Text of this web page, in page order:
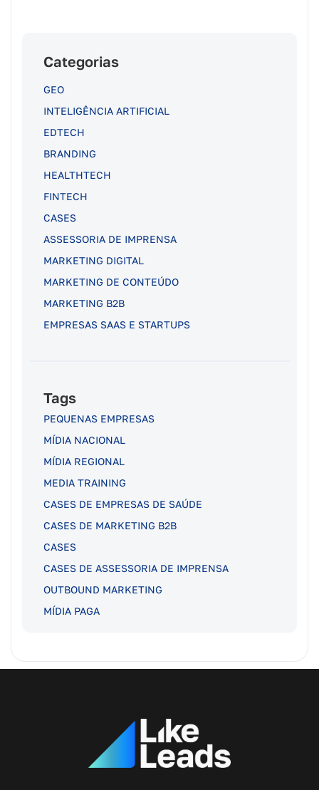
Categorias
GEO
INTELIGÊNCIA ARTIFICIAL
EDTECH
BRANDING
HEALTHTECH
FINTECH
CASES
ASSESSORIA DE IMPRENSA
MARKETING DIGITAL
MARKETING DE CONTEÚDO
MARKETING B2B
EMPRESAS SAAS E STARTUPS
Tags
PEQUENAS EMPRESAS
MÍDIA NACIONAL
MÍDIA REGIONAL
MEDIA TRAINING
CASES DE EMPRESAS DE SAÚDE
CASES DE MARKETING B2B
CASES
CASES DE ASSESSORIA DE IMPRENSA
OUTBOUND MARKETING
MÍDIA PAGA